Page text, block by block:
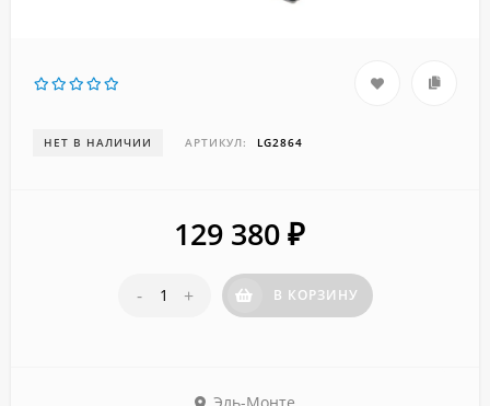
НЕТ В НАЛИЧИИ АРТИКУЛ: LG2864
129 380 ₽
- + В КОРЗИНУ